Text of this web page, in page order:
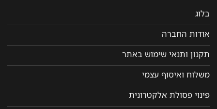
בלוג
אודות החברה
תקנון ותנאי שימוש באתר
משלוח ואיסוף עצמי
פינוי פסולת אלקטרונית